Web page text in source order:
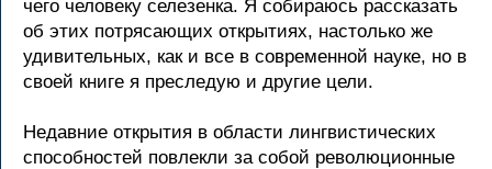
чего человеку селезенка. Я собираюсь рассказать
об этих потрясающих открытиях, настолько же
удивительных, как и все в современной науке, но в
своей книге я преследую и другие цели.
Недавние открытия в области лингвистических
способностей повлекли за собой революционные